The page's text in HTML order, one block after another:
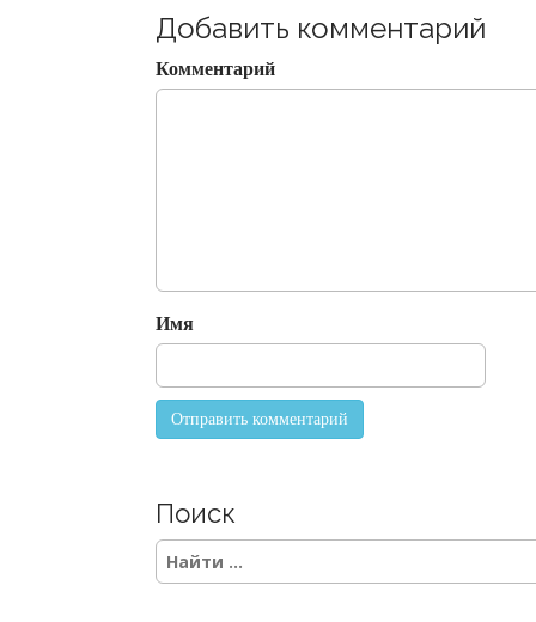
t
n
a
n
Добавить комментарий
Комментарий
Имя
Поиск
S